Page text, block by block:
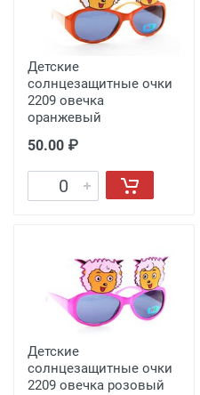
Детские
солнцезащитные очки
2209 овечка
оранжевый
50.00 ₽
Детские
солнцезащитные очки
2209 овечка розовый